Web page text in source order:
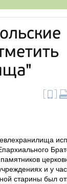
и у
старины был